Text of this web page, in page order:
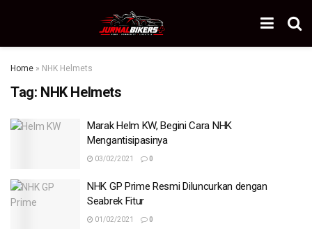
Home » NHK Helmets
Tag: NHK Helmets
Marak Helm KW, Begini Cara NHK
Mengantisipasinya
03/02/2021 0
NHK GP Prime Resmi Diluncurkan dengan
Seabrek Fitur
01/02/2021 0